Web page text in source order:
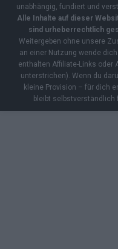
unabhängig, fundiert und
Alle Inhalte auf dieser
sind urheberrechtlich
Weitergeben ohne unsere
an einer Nutzung wende
enthalten Affiliate-Links oder
unterstrichen). Wenn du
kleine Provision – für dich
bleibt selbstverständlich